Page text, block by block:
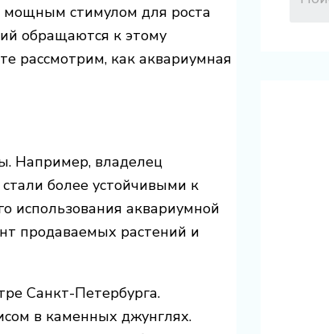
мощным стимулом для роста
обращаются к этому
рассмотрим, как аквариумная
Например, владелец
более устойчивыми к
использования аквариумной
продаваемых растений и
Санкт-Петербурга.
в каменных джунглях.